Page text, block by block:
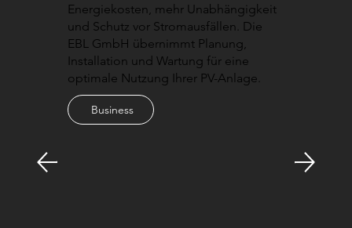
Energiekosten, mehr Unabhängigkeit
und Schutz vor Stromausfällen. Die
EBL GmbH übernimmt Planung,
Installation und Wartung für eine
optimale Nutzung Ihrer PV-Anlage.
Business